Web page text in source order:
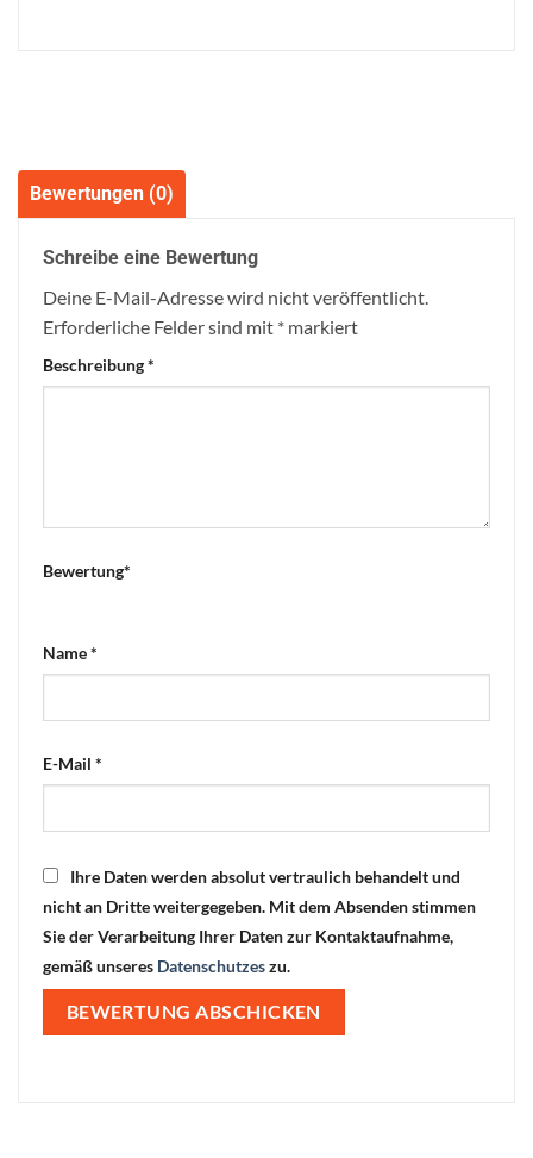
Bewertungen (0)
Schreibe eine Bewertung
Deine E-Mail-Adresse wird nicht veröffentlicht.
Erforderliche Felder sind mit * markiert
Beschreibung*
Bewertung*
Name*
E-Mail *
Ihre Daten werden absolut vertraulich behandelt und
nicht an Dritte weitergegeben. Mit dem Absenden stimmen
Sie der Verarbeitung Ihrer Daten zur Kontaktaufnahme,
gemäß unseres Datenschutzeszu.